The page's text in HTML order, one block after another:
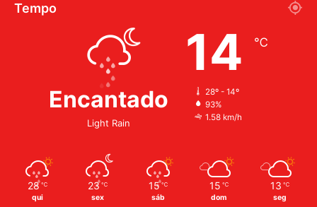
Tempo
Encantado
Light Rain
14 ℃
28º - 14º
93%
1.58 km/h
28 ℃
qui
23 ℃
sex
15 ℃
sáb
15 ℃
dom
13 ℃
seg